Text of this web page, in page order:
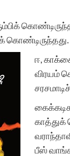
கொண்டிருந்தது.
ஈ,
விரயம்
காத்துக்
பீஸ்